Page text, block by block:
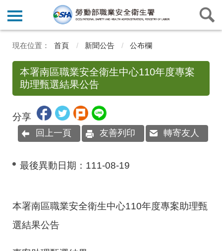
首頁 新聞公告 公布欄
本署南區職業安全衛生中心110年度專案
助理甄選結果公告
分享
回上一頁 友善列印 轉寄友人
最後異動日期： 111-08-19
本署南區職業安全衛生中心110年度專案助理甄
選結果公告